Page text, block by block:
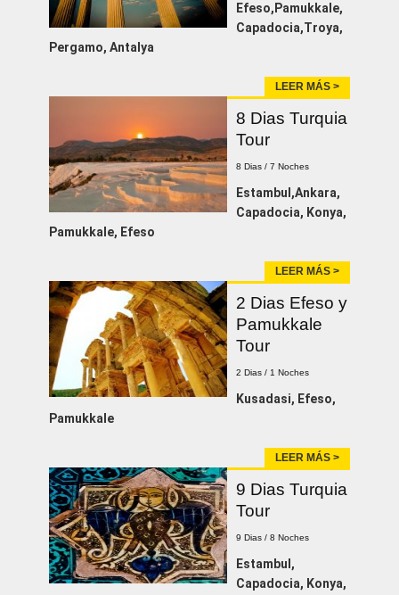
Efeso,Pamukkale,
Capadocia,Troya,
Pergamo, Antalya
LEER MÁS >
8 Dias Turquia
Tour
8 Dias / 7 Noches
Estambul,Ankara,
Capadocia, Konya,
Pamukkale, Efeso
LEER MÁS >
2 Dias Efeso y
Pamukkale
Tour
2 Dias / 1 Noches
Kusadasi, Efeso,
Pamukkale
LEER MÁS >
9 Dias Turquia
Tour
9 Dias / 8 Noches
Estambul,
Capadocia, Konya,